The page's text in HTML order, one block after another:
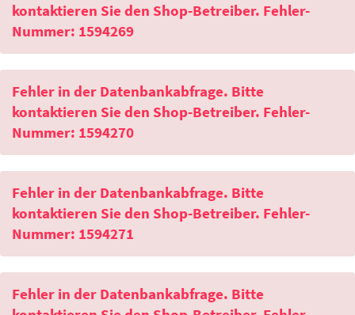
kontaktieren Sie den Shop-Betreiber. Fehler-
Nummer: 1594269
Fehler in der Datenbankabfrage. Bitte
kontaktieren Sie den Shop-Betreiber. Fehler-
Nummer: 1594270
Fehler in der Datenbankabfrage. Bitte
kontaktieren Sie den Shop-Betreiber. Fehler-
Nummer: 1594271
Fehler in der Datenbankabfrage. Bitte